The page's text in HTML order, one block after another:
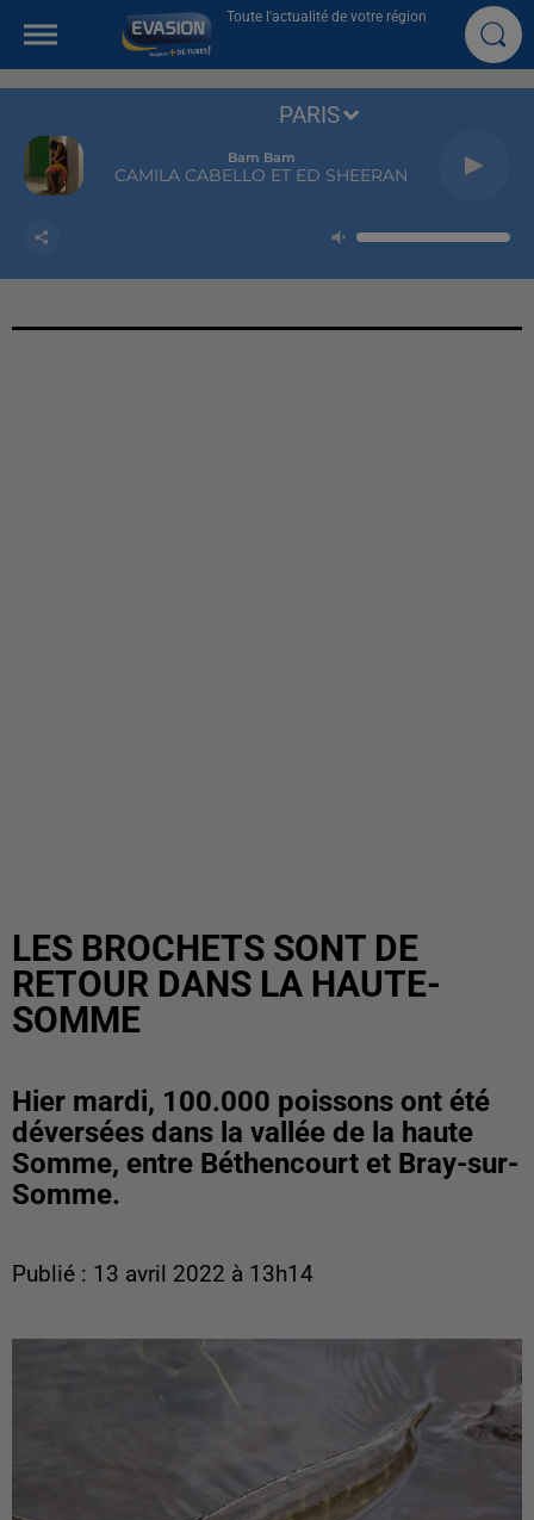
Toute l'actualité de votre région
Bam Bam
CAMILA CABELLO ET ED SHEERAN
PARIS
LES BROCHETS SONT DE
RETOUR DANS LA HAUTE-
SOMME
Hier mardi, 100.000 poissons ont été
déversées dans la vallée de la haute
Somme, entre Béthencourt et Bray-sur-
Somme.
Publié : 13 avril 2022 à 13h14